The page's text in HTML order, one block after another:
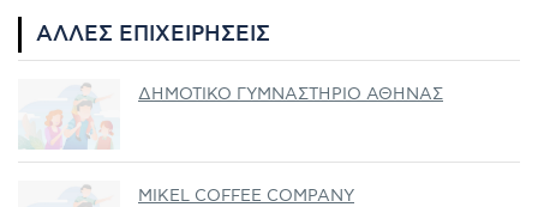
ΆΛΛΕΣ ΕΠΙΧΕΙΡΉΣΕΙΣ
ΔΗΜΟΤΙΚΟ ΓΥΜΝΑΣΤΗΡΙΟ ΑΘΗΝΑΣ
MIKEL COFFEE COMPANY